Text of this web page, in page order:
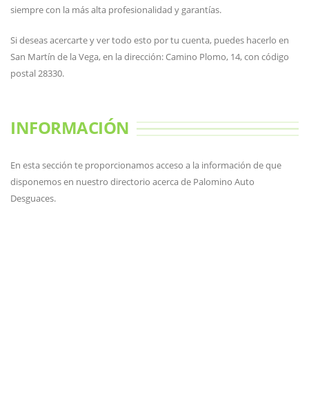
siempre con la más alta profesionalidad y garantías.
Si deseas acercarte y ver todo esto por tu cuenta, puedes hacerlo en
San Martín de la Vega, en la dirección: Camino Plomo, 14, con código
postal 28330.
INFORMACIÓN
En esta sección te proporcionamos acceso a la información de que
disponemos en nuestro directorio acerca de Palomino Auto
Desguaces.